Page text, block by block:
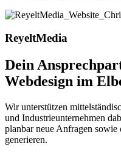
ReyeltMedia
Dein
Webdesign im
Wir unterstützen
und Industrieunternehmen
planbar neue Anfragen
generieren.